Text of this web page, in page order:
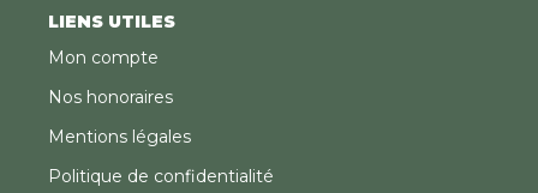
LIENS UTILES
Mon compte
Nos honoraires
Mentions légales
Politique de confidentialité